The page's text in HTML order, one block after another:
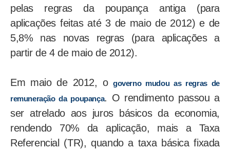
pelas regras da poupança antiga (para
aplicações feitas até 3 de maio de 2012) e de
5,8% nas novas regras (para aplicações a
partir de 4 de maio de 2012).
Em maio de 2012, o governo mudou as regras de
remuneração da poupança. O rendimento passou a
ser atrelado aos juros básicos da economia,
rendendo 70% da aplicação, mais a Taxa
Referencial (TR), quando a taxa básica fixada